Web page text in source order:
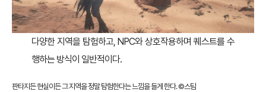
다양한 지역을 탐험하고, NPC와 상호작용하며 퀘스트를 수
행하는 방식이 일반적이다.
판타지든 현실이든 그 지역을 정말 탐험한다는 느낌을 들게 한다. ©스팀